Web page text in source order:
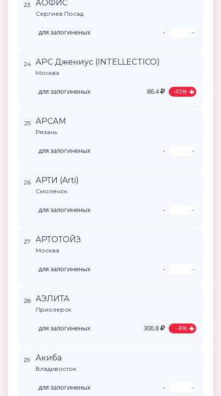
23 АОФИС
Сергиев Посад
для залогиненых - -
24 АРС Джениус (INTELLECTICO)
Москва
для залогиненых 86.4 -45%
25 АРСАМ
Рязань
для залогиненых - -
26 АРТИ (Arti)
Смоленск
для залогиненых - -
27 АРТОТОЙЗ
Москва
для залогиненых - -
28 АЭЛИТА
Приозерск
для залогиненых 300.8 -8%
29 Акиба
Владивосток
для залогиненых - -